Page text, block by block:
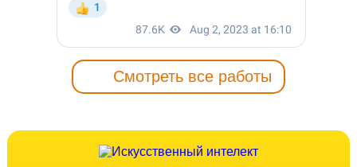
Смотреть все работы